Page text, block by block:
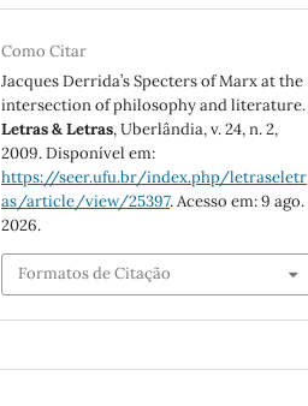
Como Citar
Jacques Derrida’s Specters of Marx at the
intersection of philosophy and literature.
Letras & Letras, Uberlândia, v. 24, n. 2,
2009. Disponível em:
https://seer.ufu.br/index.php/letraseletr
as/article/view/25397. Acesso em: 9 ago.
2026.
Formatos de Citação